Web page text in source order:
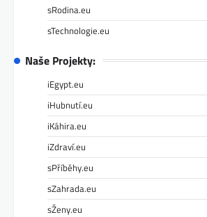
sRodina.eu
sTechnologie.eu
Naše Projekty:
iEgypt.eu
iHubnutí.eu
iKáhira.eu
iZdraví.eu
sPříběhy.eu
sZahrada.eu
sŽeny.eu